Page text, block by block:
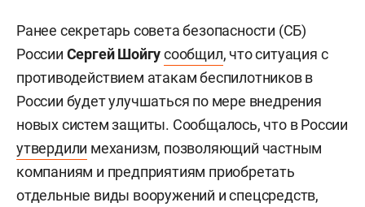
Ранее секретарь совета безопасности (СБ)
России Сергей Шойгусообщил, что ситуация с
противодействием атакам беспилотников в
России будет улучшаться по мере внедрения
новых систем защиты. Сообщалось, что в России
утвердили механизм, позволяющий частным
компаниям и предприятиям приобретать
отдельные виды вооружений и спецсредств,